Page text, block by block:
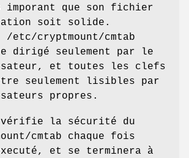
que son fichier
soit solide.
/etc/cryptmount/cmtab
dirigé seulement par le
et toutes les clefs
seulement lisibles par
propres.
vérifie la sécurité du
cmtab chaque fois
et se terminera à